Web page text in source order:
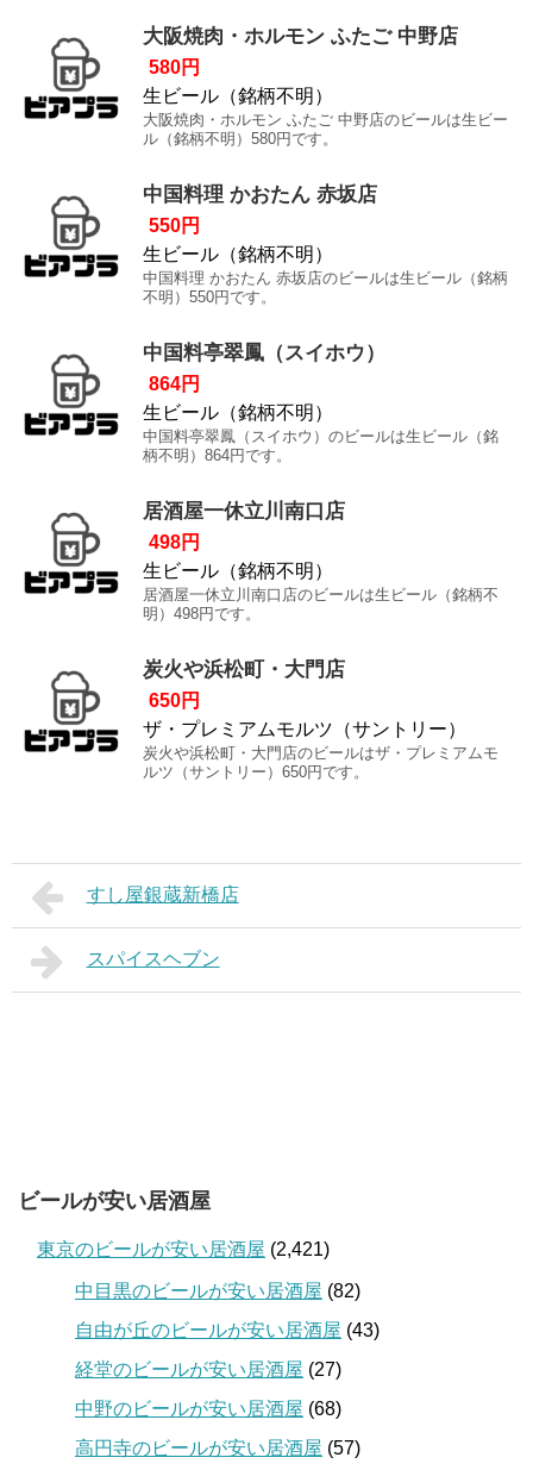
大阪焼肉・ホルモン ふたご 中野店
580円
生ビール（銘柄不明）
大阪焼肉・ホルモン ふたご 中野店のビールは生ビー
ル（銘柄不明）580円です。
中国料理 かおたん 赤坂店
550円
生ビール（銘柄不明）
中国料理 かおたん 赤坂店のビールは生ビール（銘柄
不明）550円です。
中国料亭翠鳳（スイホウ）
864円
生ビール（銘柄不明）
中国料亭翠鳳（スイホウ）のビールは生ビール（銘
柄不明）864円です。
居酒屋一休立川南口店
498円
生ビール（銘柄不明）
居酒屋一休立川南口店のビールは生ビール（銘柄不
明）498円です。
炭火や浜松町・大門店
650円
ザ・プレミアムモルツ（サントリー）
炭火や浜松町・大門店のビールはザ・プレミアムモ
ルツ（サントリー）650円です。
すし屋銀蔵新橋店
スパイスヘブン
ビールが安い居酒屋
東京のビールが安い居酒屋 (2,421)
中目黒のビールが安い居酒屋 (82)
自由が丘のビールが安い居酒屋 (43)
経堂のビールが安い居酒屋 (27)
中野のビールが安い居酒屋 (68)
高円寺のビールが安い居酒屋 (57)